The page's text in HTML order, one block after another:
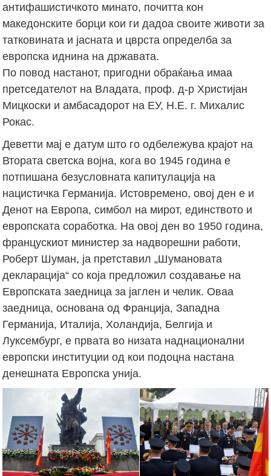
антифашистичкото минато, почитта кон
македонските борци кои ги дадоа своите животи за
татковината и јасната и цврста определба за
европска иднина на државата.
По повод настанот, пригодни обраќања имаа
претседателот на Владата, проф. д-р Христијан
Мицкоски и амбасадорот на ЕУ, Н.Е. г. Михалис
Рокас.
Деветти мај е датум што го одбележува крајот на
Втората светска војна, кога во 1945 година е
потпишана безусловната капитулација на
нацистичка Германија. Истовремено, овој ден е и
Денот на Европа, симбол на мирот, единството и
европската соработка. На овој ден во 1950 година,
францускиот министер за надворешни работи,
Роберт Шуман, ја претставил „Шумановата
декларација“ со која предложил создавање на
Европската заедница за јаглен и челик. Оваа
заедница, основана од Франција, Западна
Германија, Италија, Холандија, Белгија и
Луксембург, е првата во низата наднационални
европски институции од кои подоцна настана
денешната Европска унија.